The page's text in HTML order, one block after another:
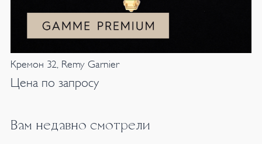
Кремон 32, Remy Garnier
Цена по запросу
Вам недавно смотрели